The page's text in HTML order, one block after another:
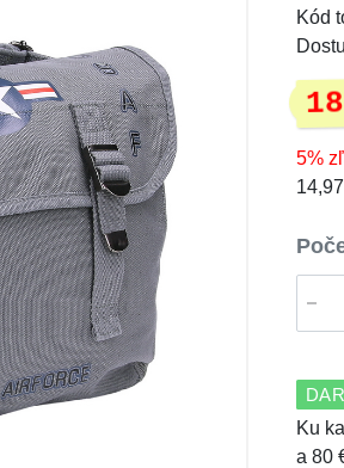
Kód
5%
Ku
a 80